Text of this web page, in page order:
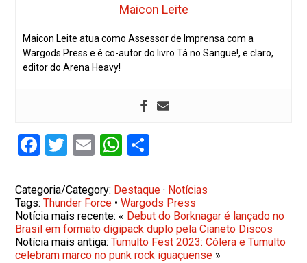
Maicon Leite
Maicon Leite atua como Assessor de Imprensa com a
Wargods Press e é co-autor do livro Tá no Sangue!, e claro,
editor do Arena Heavy!
Facebook
Twitter
EmailWhatsApp
Categoria/Category: Destaque · Notícias
Tags:Thunder Force •Wargods Press
Notícia mais recente: « Debut do Borknagar é lançado no
Brasil em formato digipack duplo pela Cianeto Discos
Notícia mais antiga:Tumulto Fest 2023: Cólera e Tumulto
celebram marco no punk rock iguaçuense »